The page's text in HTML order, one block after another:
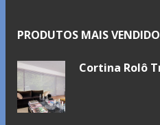
PRODUTOS MAIS
Cortina Rolô